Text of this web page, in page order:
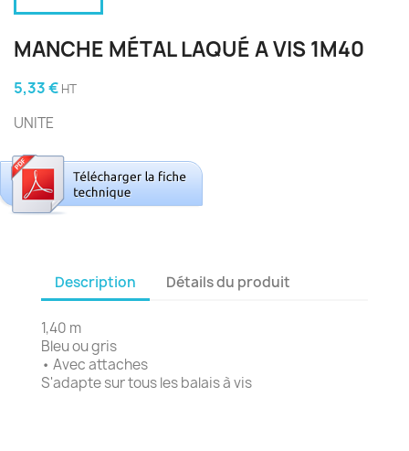
MANCHE MÉTAL LAQUÉ A VIS 1M40
5,33 € HT
UNITE
Description Détails du produit
1,40 m
Bleu ou gris
• Avec attaches
S'adapte sur tous les balais à vis